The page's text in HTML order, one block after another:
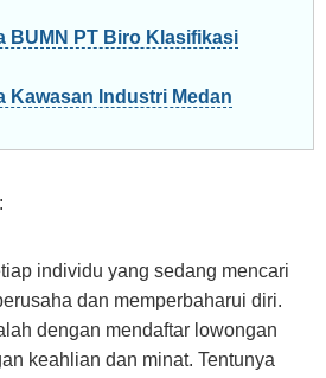
BUMN PT Biro Klasifikasi
Kawasan Industri Medan
:
individu yang sedang mencari
dan memperbaharui diri.
dengan mendaftar lowongan
keahlian dan minat. Tentunya